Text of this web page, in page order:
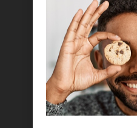
Incluye
destinos de
1000 min
Lebara
Incluye minutos